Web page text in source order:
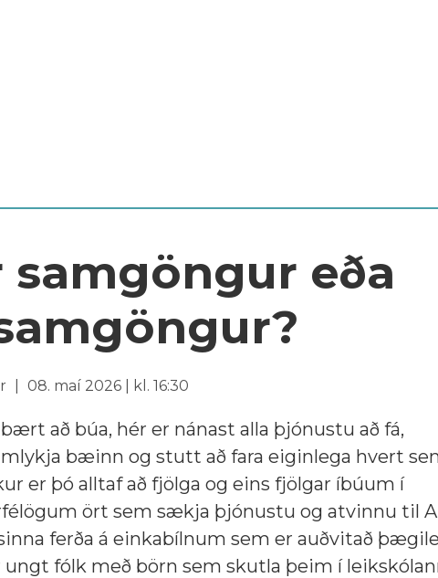
eða
08. maí 2026 | kl. 16:30
að búa, hér er nánast alla þjónustu að fá,
bæinn og stutt að fara eiginlega hvert
er þó alltaf að fjölga og eins fjölgar íbúum í
ört sem sækja þjónustu og atvinnu til
ferða á einkabílnum sem er auðvitað
fólk með börn sem skutla þeim í